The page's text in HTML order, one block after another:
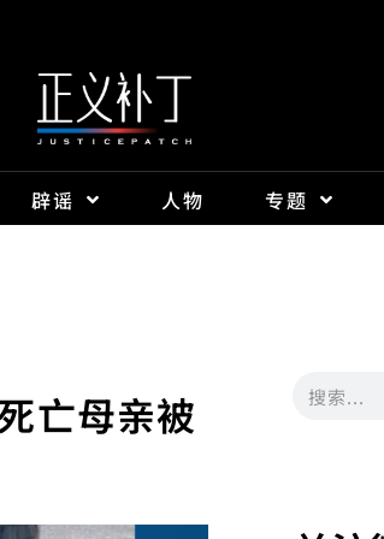
辟谣 人物 专题
亡母亲被